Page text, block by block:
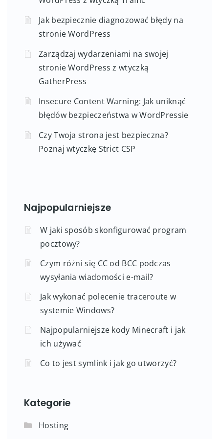
Jak bezpiecznie diagnozować błędy na
stronie WordPress
Zarządzaj wydarzeniami na swojej
stronie WordPress z wtyczką
GatherPress
Insecure Content Warning: Jak uniknąć
błędów bezpieczeństwa w WordPressie
Czy Twoja strona jest bezpieczna?
Poznaj wtyczkę Strict CSP
Najpopularniejsze
W jaki sposób skonfigurować program
pocztowy?
Czym różni się CC od BCC podczas
wysyłania wiadomości e-mail?
Jak wykonać polecenie traceroute w
systemie Windows?
Najpopularniejsze kody Minecraft i jak
ich używać
Co to jest symlink i jak go utworzyć?
Kategorie
Hosting